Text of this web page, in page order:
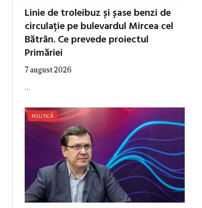
Linie de troleibuz și șase benzi de
circulație pe bulevardul Mircea cel
Bătrân. Ce prevede proiectul
Primăriei
7 august 2026
…
POLITICĂ